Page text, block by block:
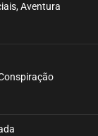
Aventura